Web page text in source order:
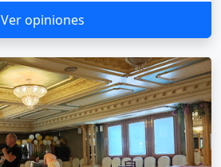
Ver opiniones